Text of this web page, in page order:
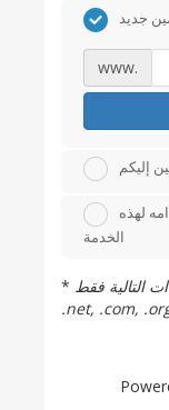
جديد
www.
إليكم
لهذه
الخدمة
* التالية فقط:
.net, .com,